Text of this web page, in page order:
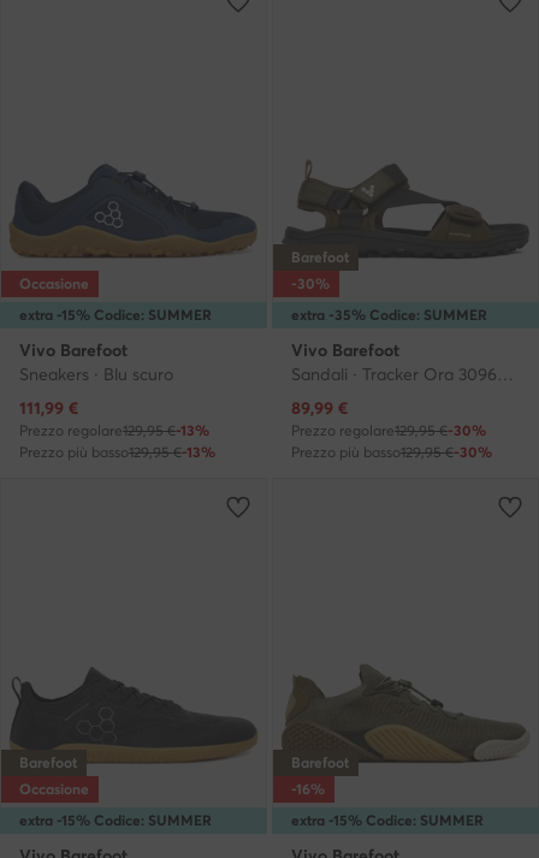
extra -15% Codice: SUMMER
Occasione
Vivo Barefoot
Sneakers · Blu scuro
Prezzo attuale
111,99 €
Prezzo regolare129,95 €-13%
Prezzo più basso129,95 €-13%
extra -35% Codice: SUMMER
Barefoot
-30%
Vivo Barefoot
Sandali · Tracker Ora 309691 · Cachi
Prezzo attuale
89,99 €
Prezzo regolare129,95 €-30%
Prezzo più basso129,95 €-30%
extra -15% Codice: SUMMER
Barefoot
Occasione
extra -15% Codice: SUMMER
Barefoot
-16%